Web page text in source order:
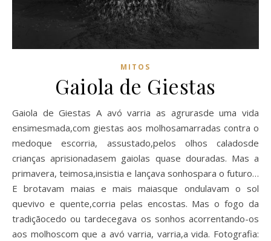
MITOS
Gaiola de Giestas
Gaiola de Giestas A avó varria as agrurasde uma vida
ensimesmada,com giestas aos molhosamarradas contra o
medoque escorria, assustado,pelos olhos caladosde
crianças aprisionadasem gaiolas quase douradas. Mas a
primavera, teimosa,insistia e lançava sonhospara o futuro…
E brotavam maias e mais maiasque ondulavam o sol
quevivo e quente,corria pelas encostas. Mas o fogo da
tradiçãocedo ou tardecegava os sonhos acorrentando-os
aos molhoscom que a avó varria, varria,a vida. Fotografia: